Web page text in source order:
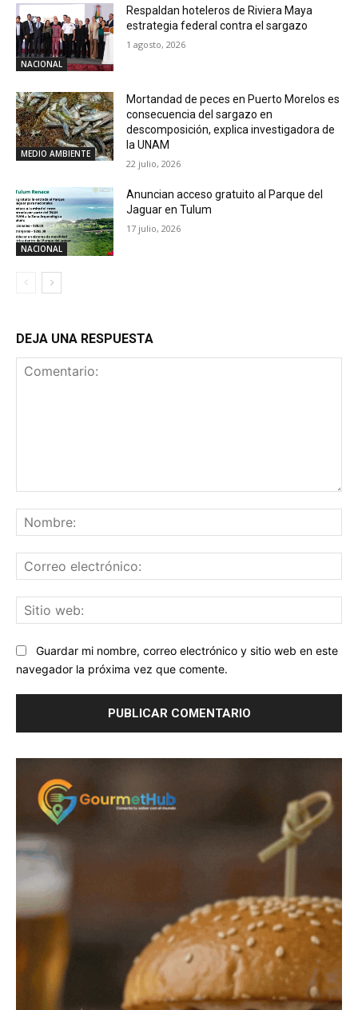
NACIONAL
Respaldan hoteleros de Riviera Maya
estrategia federal contra el sargazo
1 agosto, 2026
MEDIO AMBIENTE
Mortandad de peces en Puerto Morelos es
consecuencia del sargazo en
descomposición, explica investigadora de
la UNAM
22 julio, 2026
NACIONAL
Anuncian acceso gratuito al Parque del
Jaguar en Tulum
17 julio, 2026
DEJA UNA RESPUESTA
Guardar mi nombre, correo electrónico y sitio web en este
navegador la próxima vez que comente.